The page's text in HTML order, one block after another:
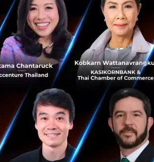
ใต้แนวคิดเปิดกว้างสร้างสัมพันธ์ เชื่อมโยงกัน
Balance.) ได้ให้ความสำคัญต่อการ
ไม่เพียงแต่เพื่อรักษาสิ่งแวดล้อม แต่ยังเป็นกา
| ByTechsauce Team
APEC2022 Cleanenergy bangkokgoals
เกี่ยวข้องอย่างไร ทำไมถึงเป็นวาระสำคัญ
Model คืออะไร เกี่ยวข้องอย่างไร ทำไมถึงเป็น
ะเทศและงานประชุม APEC 2022...